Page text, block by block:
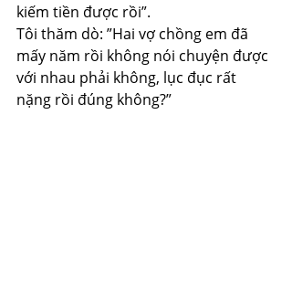
kiếm tiền được rồi”.
Tôi thăm dò: ”Hai vợ chồng em đã
mấy năm rồi không nói chuyện được
với nhau phải không, lục đục rất
nặng rồi đúng không?”